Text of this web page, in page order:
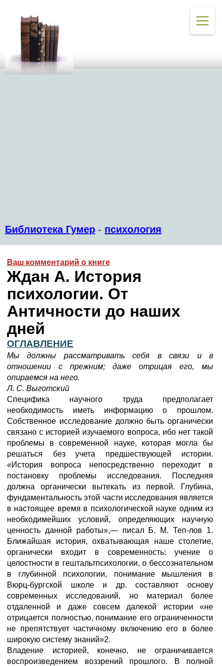
Библиотека Гумер - психология
Ваш комментарий о книге
Ждан А. История
психологии. От
Античности до наших
дней
ОГЛАВЛЕНИЕ
Мы должны рассматривать себя в связи и в
отношении с прежним; даже отрицая его, мы
опираемся на него.
Л. С. Выготский
Специфика научного труда предполагает
необходимость иметь информацию о прошлом.
Собственное исследование должно быть органически
связано с историей изучаемого вопроса, ибо нет такой
проблемы в современной науке, которая могла бы
решаться без учета предшествующей истории.
«История вопроса непосредственно переходит в
постановку проблемы исследования. Последняя
должна органически вытекать из первой. Глубина,
фундаментальность этой части исследования является
в настоящее время в психологической науке одним из
необходимейших условий, определяющих научную
ценность данной работы»,— писал Б. М. Теп-лов 1.
Ближайшая история, охватывающая наше столетие,
органически входит в современность: учение о
целостности в гештальтпсихологии, о бессознательном
в глубинной психологии, понимание мышления в
Вюрц-бургской школе и др. составляют основу
современных исследований, но материал более
отдаленной и даже совсем далекой истории «не
отрицается полностью, понимание его ограниченности
не препятствует частичному включению его в более
широкую систему знаний»2.
Владение историей, конечно, не ограничивается
воспроизведением воззрений прошлого. В полной